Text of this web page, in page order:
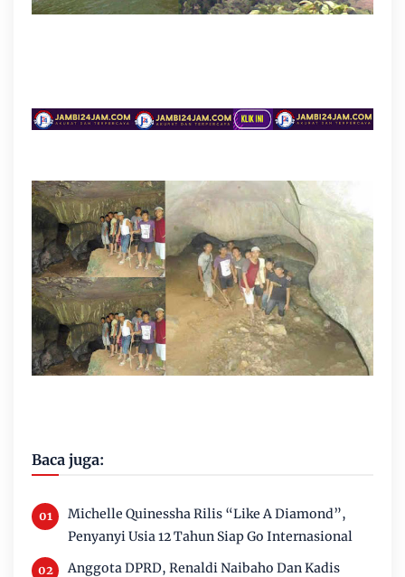
Baca juga:
Michelle Quinessha Rilis “Like A Diamond”,
Penyanyi Usia 12 Tahun Siap Go Internasional
Anggota DPRD, Renaldi Naibaho Dan Kadis